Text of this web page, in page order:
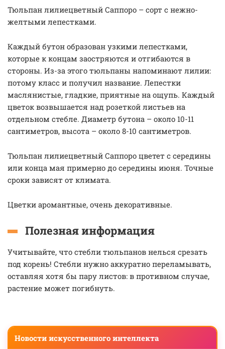
Тюльпан лилиецветный Саппоро – сорт с нежно-
желтыми лепестками.
Каждый бутон образован узкими лепестками,
которые к концам заостряются и отгибаются в
стороны. Из-за этого тюльпаны напоминают лилии:
потому класс и получил название. Лепестки
маслянистые, гладкие, приятные на ощупь. Каждый
цветок возвышается над розеткой листьев на
отдельном стебле. Диаметр бутона – около 10-11
сантиметров, высота – около 8-10 сантиметров.
Тюльпан лилиецветный Саппоро цветет с середины
или конца мая примерно до середины июня. Точные
сроки зависят от климата.
Цветки аромантные, очень декоративные.
Полезная информация
Учитывайте, что стебли тюльпанов нелься срезать
под корень! Стебли нужно аккуратно переламывать,
оставляя хотя бы пару листов: в противном случае,
растение может погибнуть.
Новости искусственного интеллекта